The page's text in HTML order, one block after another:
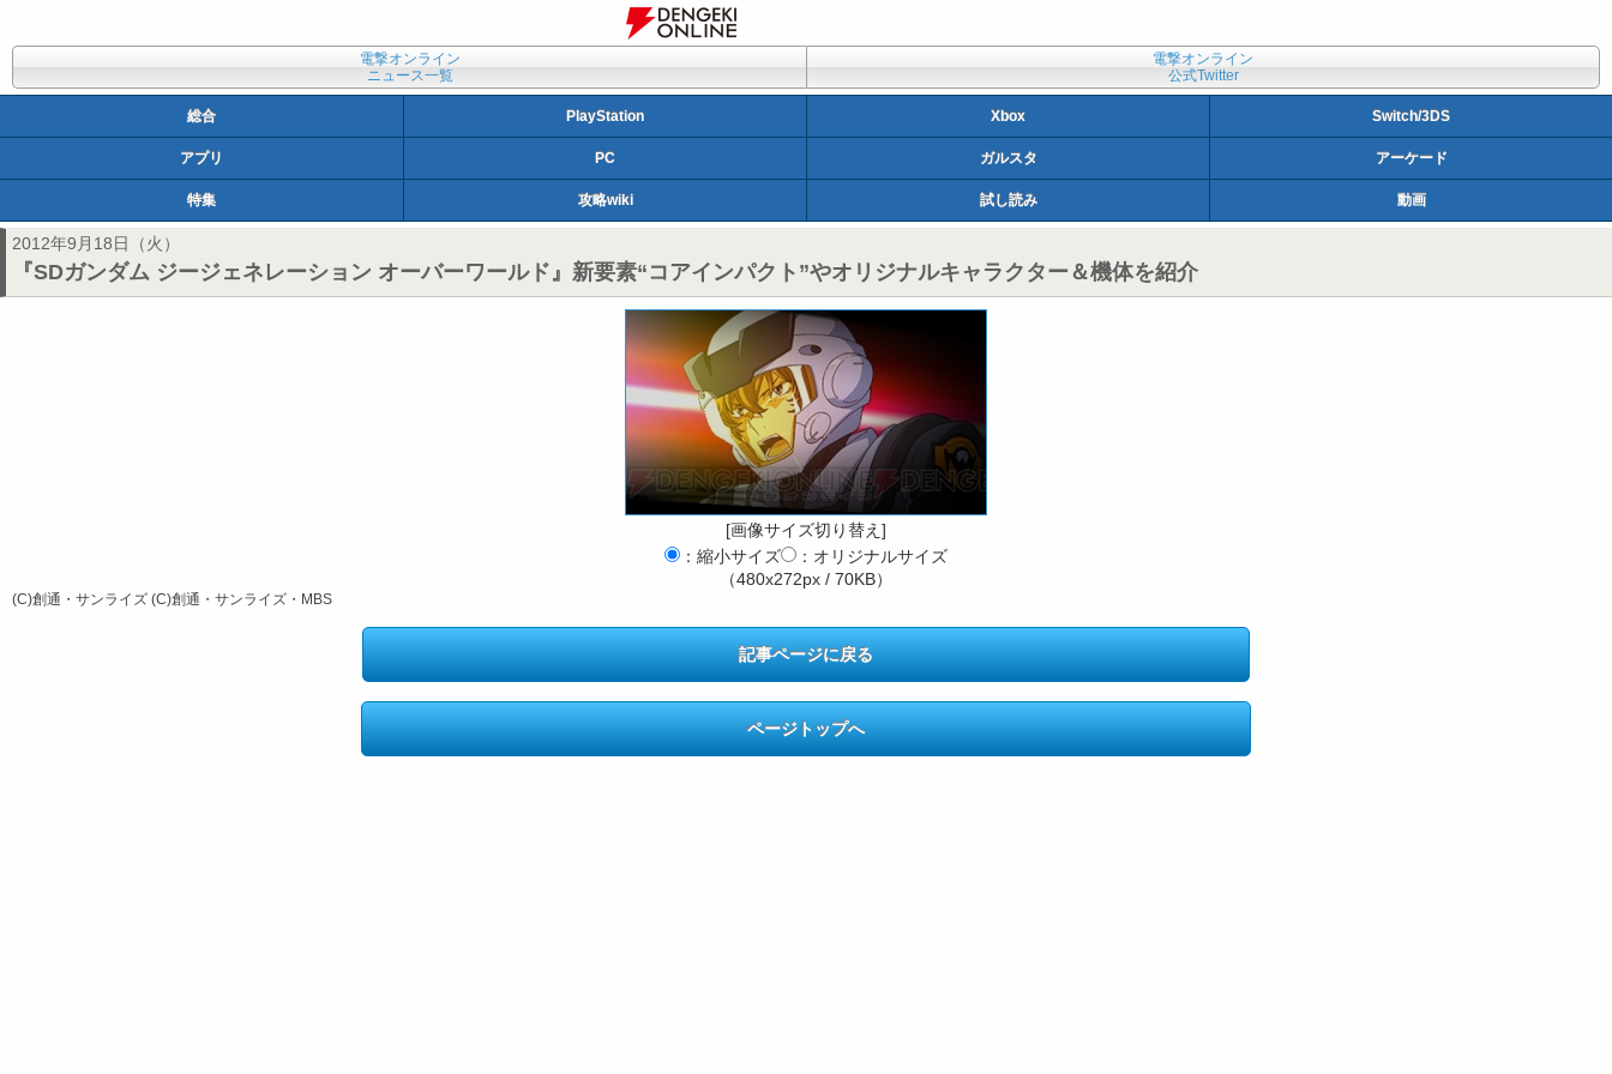
電撃オンライン
ニュース一覧
電撃オンライン
公式Twitter
総合 PlayStation Xbox Switch/3DS
アプリ PC ガルスタ アーケード
特集 攻略wiki 試し読み 動画
2012年9月18日（火）
『SDガンダム ジージェネレーション オーバーワールド』新要素“コアインパクト”やオリジナルキャラクター＆機体を紹介
[画像サイズ切り替え]
：縮小サイズ
：オリジナルサイズ
（480x272px / 70KB）
(C)創通・サンライズ (C)創通・サンライズ・MBS
記事ページに戻る
ページトップへ